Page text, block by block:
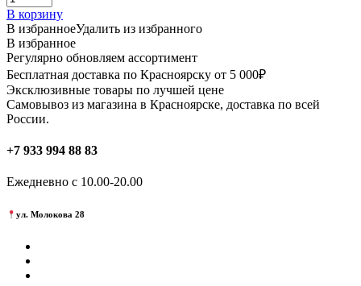
В корзину
В избранноеУдалить из избранного
В избранное
Регулярно обновляем ассортимент
Бесплатная доставка по Красноярску от 5 000₽
Эксклюзивные товары по лучшей цене
Самовывоз из магазина в Красноярске, доставка по всей
России.
+7 933 994 88 83
Ежедневно с 10.00-20.00
ул. Молокова 28